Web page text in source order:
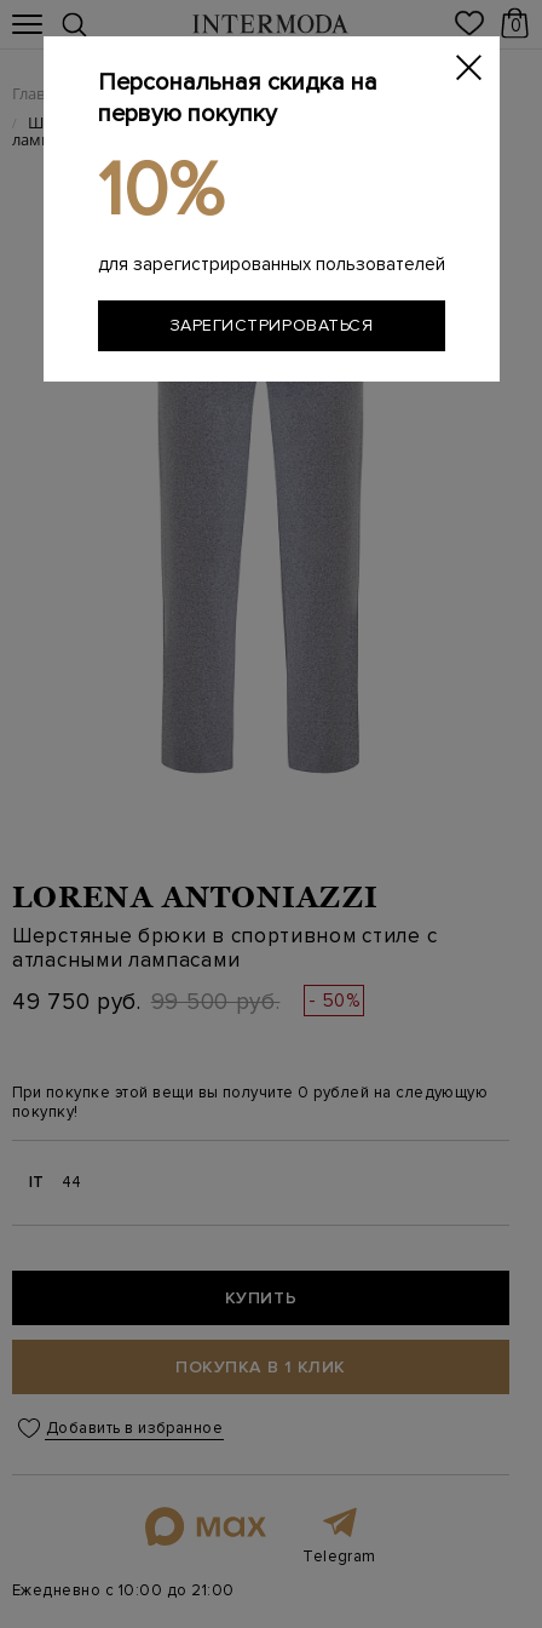
0
Главная Женщинам / Женская одежда / Женские брюки
/ Шерстяные брюки в спортивном стиле с атласными
лампасами
LORENA ANTONIAZZI
Шерстяные брюки в спортивном стиле с
атласными лампасами
49 750 руб. 99 500 руб. - 50%
При покупке этой вещи вы получите 0 рублей на следующую
покупку!
IT 44
КУПИТЬ
ПОКУПКА В 1 КЛИК
Добавить в избранное
Telegram
Ежедневно с 10:00 до 21:00
Персональная скидка на
первую покупку
10%
для зарегистрированных пользователей
ЗАРЕГИСТРИРОВАТЬСЯ